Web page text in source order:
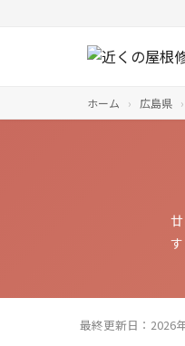
ホーム › 広島県 ›
最終更新日：2026